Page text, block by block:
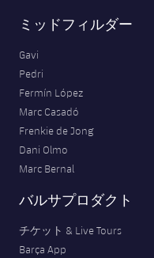
ミッドフィルダー
Gavi
Pedri
Fermín López
Marc Casadó
Frenkie de Jong
Dani Olmo
Marc Bernal
バルサプロダクト
チケット & Live Tours
Barça App